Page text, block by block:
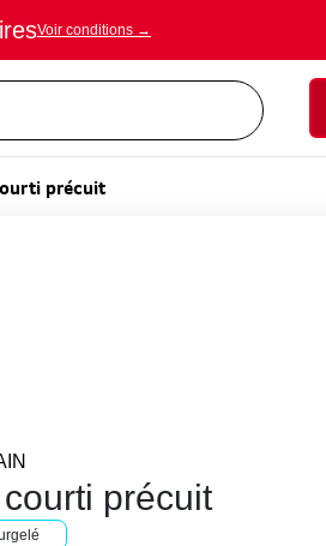
Voir conditions →
précuit
précuit